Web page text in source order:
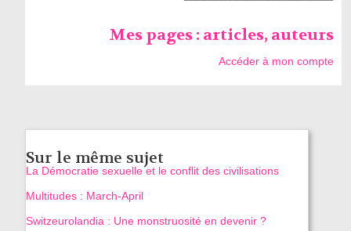
Mes pages : articles, auteurs
Accéder à mon compte
Sur le même sujet
La Démocratie sexuelle et le conflit des civilisations
Multitudes : March-April
Switzeurolandia : Une monstruosité en devenir ?